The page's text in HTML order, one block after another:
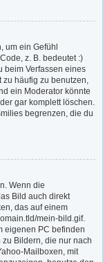
um ein Gefühl
z. B. bedeutet :)
beim Verfassen eines
zu häufig zu benutzen,
ein Moderator könnte
gar komplett löschen.
begrenzen, die du
Wenn die
Bild auch direkt
das auf einem
mein-bild.gif.
eigenen PC befinden
Bildern, die nur nach
Mailboxen, mit